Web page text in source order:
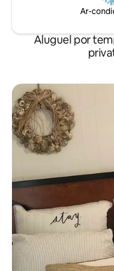
Ar-
Aluguel por